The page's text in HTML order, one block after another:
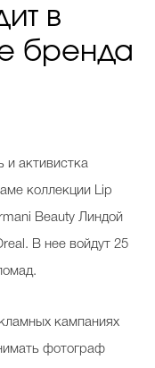
в
бренда
и активистка
коллекции Lip
Beauty Линдой
В нее войдут 25
кампаниях
фотограф